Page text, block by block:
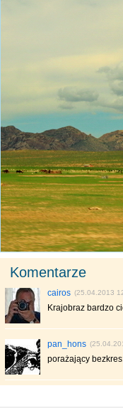
Komentarze
cairos (25.04.2013
Krajobraz bardzo
pan_hons
porażający